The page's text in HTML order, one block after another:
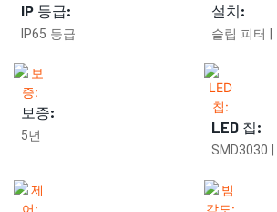
IP 등급:
IP65 등급
설치:
슬립 피터 |
보증:
5년 LED 칩:
SMD3030